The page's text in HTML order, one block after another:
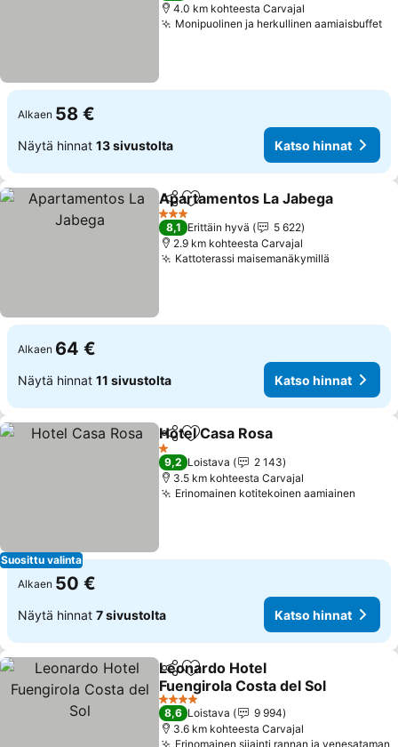
4.0 km kohteesta Carvajal
Monipuolinen ja herkullinen aamiaisbuffet
Alkaen 58 €
Näytä hinnat 13 sivustolta Katso hinnat
Jaa Lisää suosikkeihin
Apartamentos La Jabega
3 Tähtiluokitus
8,1 Erittäin hyvä
5 622
2.9 km kohteesta Carvajal
Kattoterassi maisemanäkymillä
Alkaen 64 €
Näytä hinnat 11 sivustolta Katso hinnat
Suosittu valinta
Jaa Lisää suosikkeihin
Hotel Casa Rosa
1 Tähtiluokitus
9,2 Loistava
2 143
3.5 km kohteesta Carvajal
Erinomainen kotitekoinen aamiainen
Alkaen 50 €
Näytä hinnat 7 sivustolta Katso hinnat
Jaa Lisää suosikkeihin
Leonardo Hotel
Fuengirola Costa del Sol
Katso hinnat
4 Tähtiluokitus
8,6 Loistava
9 994
3.6 km kohteesta Carvajal
Erinomainen sijainti rannan ja venesataman